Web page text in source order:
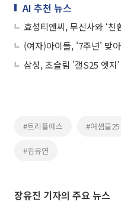
AI 추천 뉴스
효성티앤씨, 무신사와 ‘친
삼성, 초슬림 '갤S25 엣
#트리플에스 #어셈블25
#김유연
장유진 기자의 주요 뉴스